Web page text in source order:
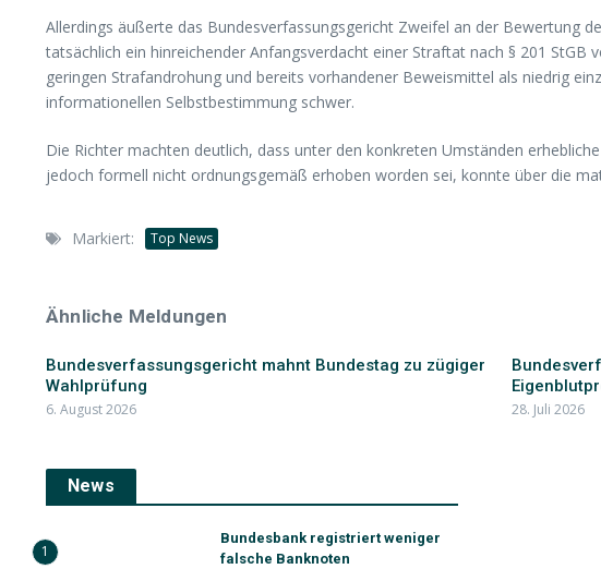
Allerdings äußerte das Bundesverfassungsgericht Zweifel an der Bewertung
tatsächlich ein hinreichender Anfangsverdacht einer Straftat nach § 201
geringen Strafandrohung und bereits vorhandener Beweismittel als niedrig
informationellen Selbstbestimmung schwer.
Die Richter machten deutlich, dass unter den konkreten Umständen
jedoch formell nicht ordnungsgemäß erhoben worden sei, konnte über die
Markiert: Top News
Ähnliche Meldungen
Bundesverfassungsgericht mahnt Bundestag zu zügiger
Wahlprüfung
6. August 2026 28. Juli 2026
News
1
Bundesbank registriert weniger
falsche Banknoten